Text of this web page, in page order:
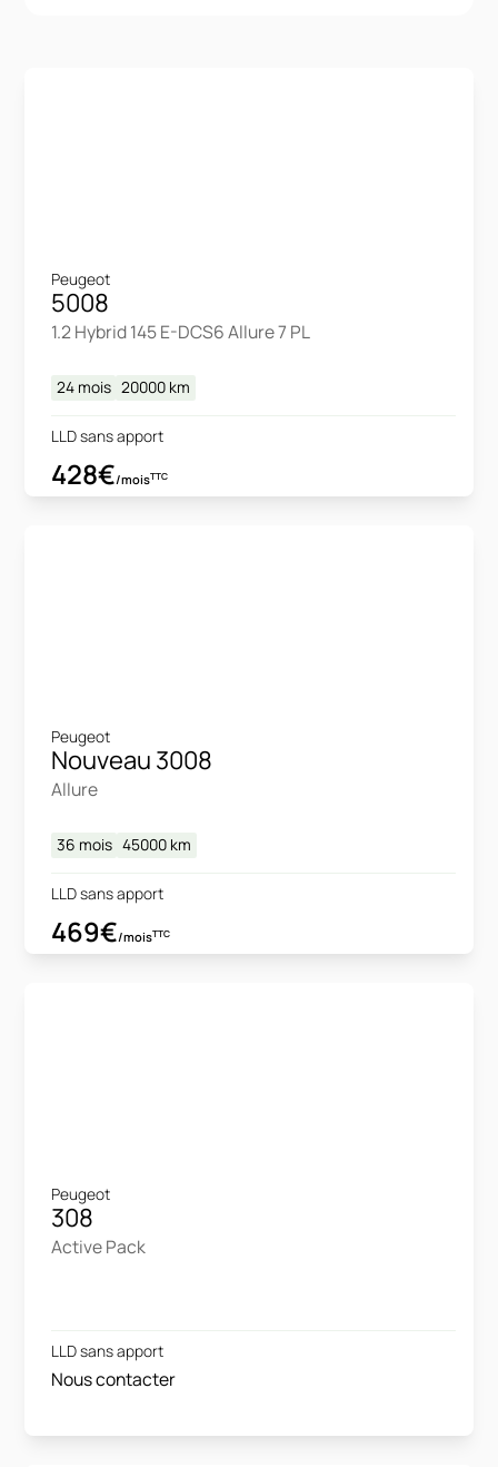
Peugeot
5008
1.2 Hybrid 145 E-DCS6 Allure 7 PL
24 mois 20000 km
LLD sans apport
428€/moisTTC
Peugeot
Nouveau 3008
Allure
36 mois 45000 km
LLD sans apport
469€/moisTTC
Peugeot
308
Active Pack
LLD sans apport
Nous contacter